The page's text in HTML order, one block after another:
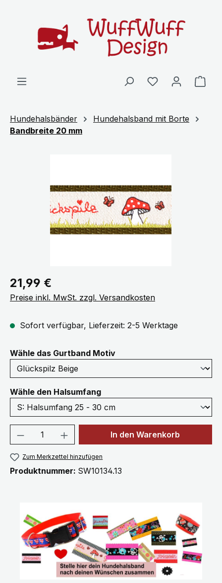
Hundehalsbänder
Hundehalsband mit Borte
Bandbreite 20 mm
Regulärer Preis:
21,99 €
Preise inkl. MwSt. zzgl. Versandkosten
Sofort verfügbar, Lieferzeit: 2-5 Werktage
Wähle das Gurtband Motivauswählen
Wähle den Halsumfangauswählen
Produkt Anzahl: Gib denIn den Warenkorb
Zum Merkzettel hinzufügen
Produktnummer: SW10134.13